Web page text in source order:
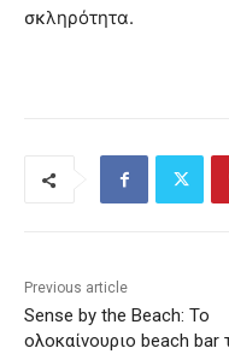
σκληρότητα.
Previous article
Sense by the Beach: Το
ολοκαίνουριο beach bar